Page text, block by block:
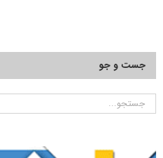
جست و جو
جستجو